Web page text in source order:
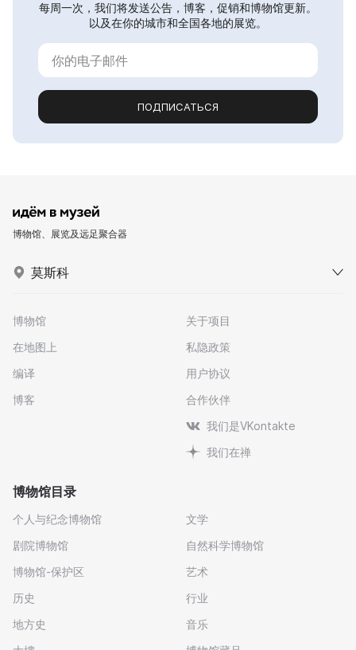
每周一次，我们将发送公告，博客，促销和博物馆更新。
以及在你的城市和全国各地的展览。
ПОДПИСАТЬСЯ
博物馆、展览及远足聚合器
莫斯科
博物馆
在地图上
编译
博客
关于项目
私隐政策
用户协议
合作伙伴
我们是VKontakte
我们在禅
博物馆目录
个人与纪念博物馆
剧院博物馆
博物馆-保护区
历史
地方史
文学
自然科学博物馆
艺术
行业
音乐